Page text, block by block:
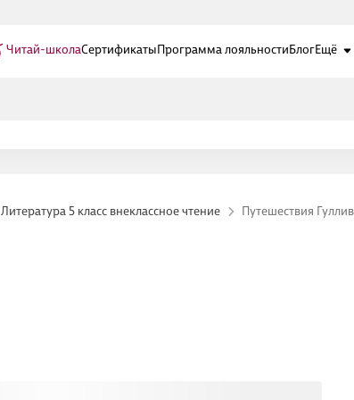
Читай-школаСертификатыПрограмма лояльностиБлогЕщё
Литература 5 класс внеклассное чтение Путешествия